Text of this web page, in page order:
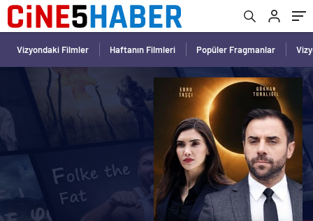
Vizyondaki Filmler Haftanın Filmleri Popüler Fragmanlar